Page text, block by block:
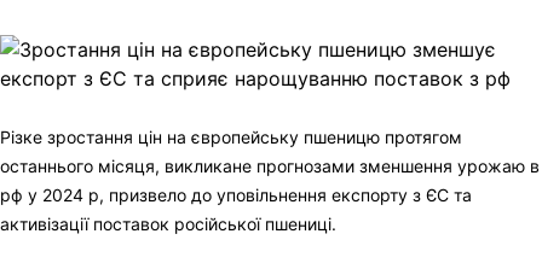
Link
Print
Різке зростання цін на європейську пшеницю протягом
останнього місяця, викликане прогнозами зменшення урожаю в
рф у 2024 р, призвело до уповільнення експорту з ЄС та
активізації поставок російської пшениці.